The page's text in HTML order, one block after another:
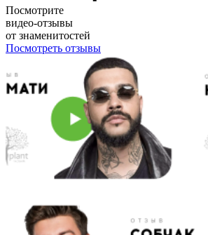
Посмотрите
видео-отзывы
от знаменитостей
Посмотреть отзывы